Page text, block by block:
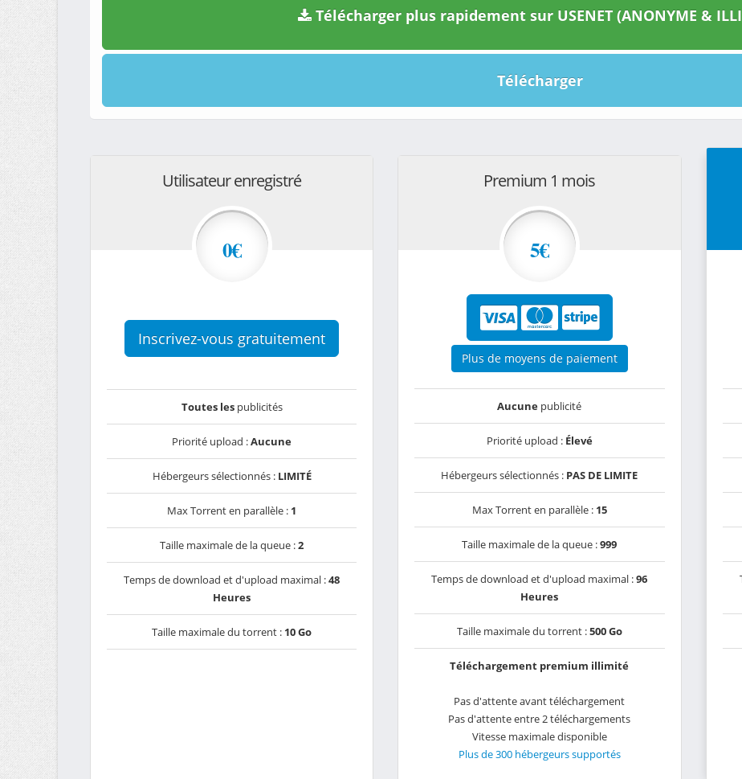
Télécharger plus rapidement sur USENET (ANONYME &
Télécharger
Utilisateur enregistré
0€
Inscrivez-vous gratuitement
Toutes lespublicités
Priorité upload :Aucune
Hébergeurs sélectionnés : LIMITÉ
Max Torrent en parallèle : 1
Taille maximale de la queue :2
Temps de download et d'upload maximal :48
Heures
Taille maximale du torrent : 10 Go
Premium 1 mois
5€
Plus de moyens de paiement
Aucune publicité
Priorité upload : Élevé
Hébergeurs sélectionnés : PAS DE LIMITE
Max Torrent en parallèle : 15
Taille maximale de la queue :999
Temps de download et d'upload maximal :96
Heures
Taille maximale du torrent :500 Go
Téléchargement premium illimité
Pas d'attente avant téléchargement
Pas d'attente entre 2 téléchargements
Vitesse maximale disponible
Plus de 300 hébergeurs supportés